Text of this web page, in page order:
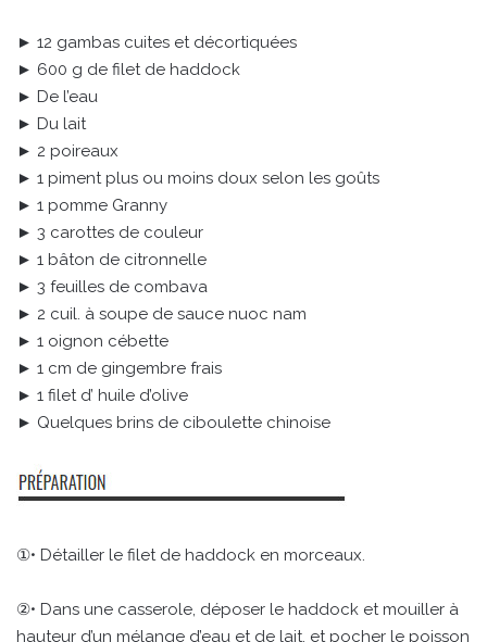
► 12 gambas cuites et décortiquées
► 600 g de filet de haddock
► De l’eau
► Du lait
► 2 poireaux
► 1 piment plus ou moins doux selon les goûts
► 1 pomme Granny
► 3 carottes de couleur
► 1 bâton de citronnelle
► 3 feuilles de combava
► 2 cuil. à soupe de sauce nuoc nam
► 1 oignon cébette
► 1 cm de gingembre frais
► 1 filet d’ huile d’olive
► Quelques brins de ciboulette chinoise
①• Détailler le filet de haddock en morceaux.
②• Dans une casserole, déposer le haddock et mouiller à
hauteur d’un mélange d’eau et de lait, et pocher le poisson